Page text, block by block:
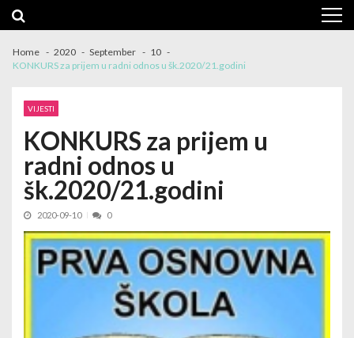
navigation
content
Home 2020 September
10
KONKURS za prijem u radni odnos u šk.2020/21.godini
VIJESTI
KONKURS za prijem u
radni odnos u
šk.2020/21.godini
2020-09-10 0